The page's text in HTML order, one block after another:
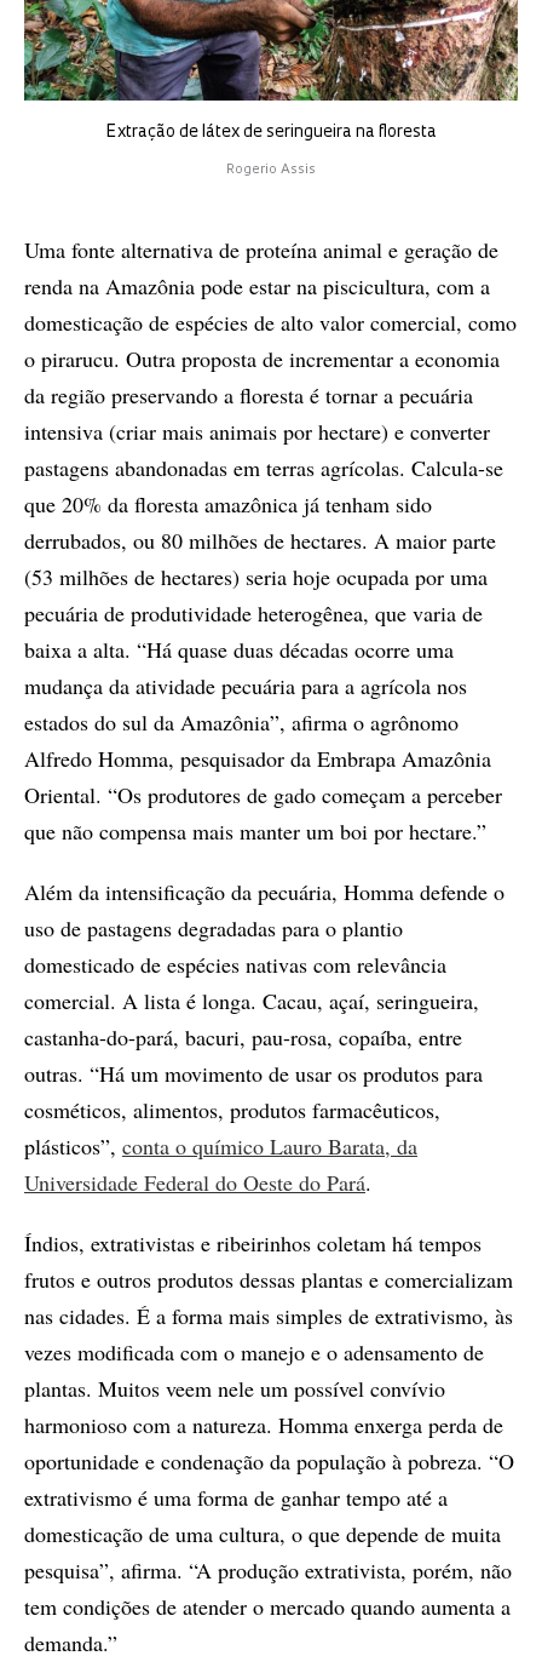
Extração de látex de seringueira na floresta
Rogerio Assis
Uma fonte alternativa de proteína animal e geração de
renda na Amazônia pode estar na piscicultura, com a
domesticação de espécies de alto valor comercial, como
o pirarucu. Outra proposta de incrementar a economia
da região preservando a floresta é tornar a pecuária
intensiva (criar mais animais por hectare) e converter
pastagens abandonadas em terras agrícolas. Calcula-se
que 20% da floresta amazônica já tenham sido
derrubados, ou 80 milhões de hectares. A maior parte
(53 milhões de hectares) seria hoje ocupada por uma
pecuária de produtividade heterogênea, que varia de
baixa a alta. “Há quase duas décadas ocorre uma
mudança da atividade pecuária para a agrícola nos
estados do sul da Amazônia”, afirma o agrônomo
Alfredo Homma, pesquisador da Embrapa Amazônia
Oriental. “Os produtores de gado começam a perceber
que não compensa mais manter um boi por hectare.”
Além da intensificação da pecuária, Homma defende o
uso de pastagens degradadas para o plantio
domesticado de espécies nativas com relevância
comercial. A lista é longa. Cacau, açaí, seringueira,
castanha-do-pará, bacuri, pau-rosa, copaíba, entre
outras. “Há um movimento de usar os produtos para
cosméticos, alimentos, produtos farmacêuticos,
plásticos”, conta o químico Lauro Barata, da
Universidade Federal do Oeste do Pará.
Índios, extrativistas e ribeirinhos coletam há tempos
frutos e outros produtos dessas plantas e comercializam
nas cidades. É a forma mais simples de extrativismo, às
vezes modificada com o manejo e o adensamento de
plantas. Muitos veem nele um possível convívio
harmonioso com a natureza. Homma enxerga perda de
oportunidade e condenação da população à pobreza. “O
extrativismo é uma forma de ganhar tempo até a
domesticação de uma cultura, o que depende de muita
pesquisa”, afirma. “A produção extrativista, porém, não
tem condições de atender o mercado quando aumenta a
demanda.”